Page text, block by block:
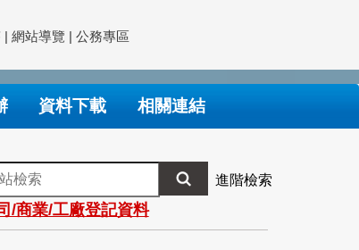
| 網站導覽 | 公務專區
資料下載 相關連結
進階檢索
/商業/工廠登記資料